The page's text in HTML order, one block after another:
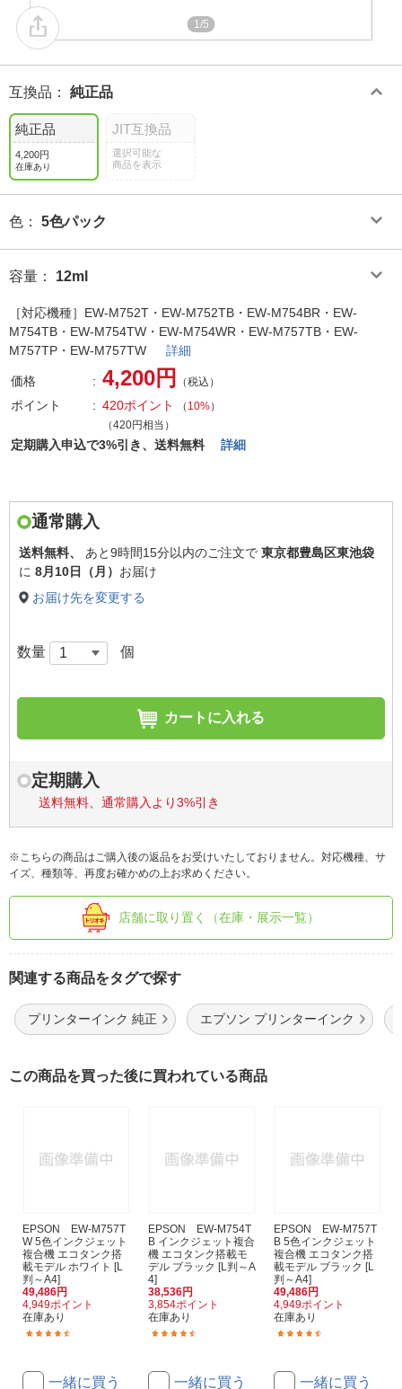
1/5
互換品 ： 純正品
純正品
4,200円
在庫あり
JIT互換品
選択可能な
商品を表示
色 ： 5色パック
容量 ： 12ml
［対応機種］EW-M752T・EW-M752TB・EW-M754BR・EW-
M754TB・EW-M754TW・EW-M754WR・EW-M757TB・EW-
M757TP・EW-M757TW 詳細
価格 4,200円 （税込）
ポイント 420ポイント （ 10%）
（420円相当）
定期購入申込で3%引き、送料無料 詳細
通常購入
送料無料、 あと9時間15分以内のご注文で 東京都豊島区東池袋
に 8月10日（月） お届け
お届け先を変更する
数量 個
カートに入れる
定期購入
送料無料、通常購入より3%引き
※こちらの商品はご購入後の返品をお受けいたしておりません。対応機種、サ
イズ、種類等、再度お確かめの上お求めください。
店舗に取り置く（在庫・展示一覧）
関連する商品をタグで探す
プリンターインク 純正 エプソン プリンターインク
この商品を買った後に買われている商品
EPSON EW-M757T
W 5色インクジェット
複合機 エコタンク搭
載モデル ホワイト [L
判～A4]
49,486円
4,949ポイント
在庫あり
一緒に買う
EPSON EW-M754T
B インクジェット複合
機 エコタンク搭載モ
デル ブラック [L判～A
4]
38,536円
3,854ポイント
在庫あり
一緒に買う
EPSON EW-M757T
B 5色インクジェット
複合機 エコタンク搭
載モデル ブラック [L
判～A4]
49,486円
4,949ポイント
在庫あり
一緒に買う